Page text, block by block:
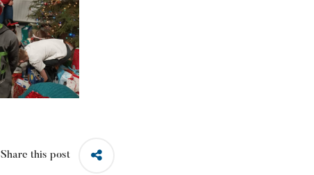
Share this post